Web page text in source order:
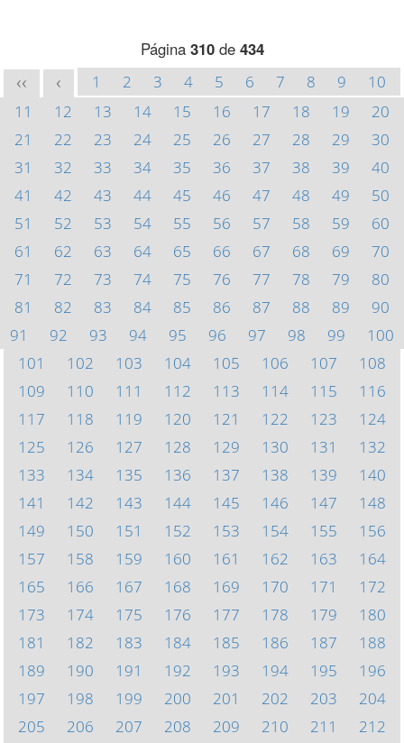
Página 310de 434
<< < 1 2 3 4 5 6 7 8 9
10
11
12 13 14 15 16 17 18 19
20
21
22 23 24 25 26 27 28 29
30
31
32 33 34 35 36 37 38 39
40
41
42 43 44 45 46 47 48 49
50
51
52 53 54 55 56 57 58 59
60
61
62 63 64 65 66 67 68 69
70
71
72 73 74 75 76 77 78 79
80
81
82 83 84 85 86 87 88 89
90
91
92 93 94 95 96 97 98 99
100
101
102 103 104 105 106 107
108
109
110 111 112 113 114 115
116
117
118 119 120 121 122 123
124
125
126 127 128 129 130 131
132
133
134 135 136 137 138 139
140
141
142 143 144 145 146 147
148
149
150 151 152 153 154 155
156
157
158 159 160 161 162 163
164
165
166 167 168 169 170 171
172
173
174 175 176 177 178 179
180
181
182 183 184 185 186 187
188
189
190 191 192 193 194 195
196
197
198 199 200 201 202 203
204
205
206 207 208 209 210 211
212